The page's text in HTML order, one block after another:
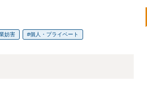
妨害 個人・プライベート